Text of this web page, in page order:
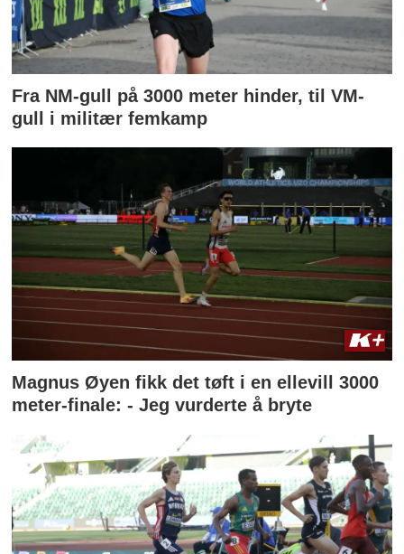
Fra NM-gull på 3000 meter hinder, til VM-
gull i militær femkamp
Magnus Øyen fikk det tøft i en ellevill 3000
meter-finale: - Jeg vurderte å bryte